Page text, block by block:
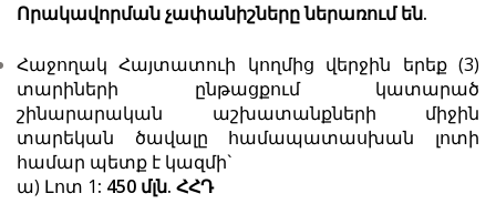
Որակավորման չափանիշները ներառում են.
Հաջողակ Հայտատուի կողմից վերջին երեք (3)
տարիների ընթացքում կատարած
շինարարական աշխատանքների միջին
տարեկան ծավալը համապատասխան լոտի
համար պետք է կազմի`
ա) Լոտ 1: 450 մլն. ՀՀԴ